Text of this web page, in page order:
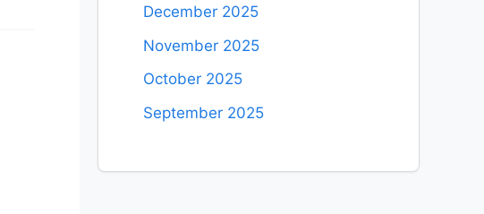
December 2025
November 2025
October 2025
September 2025